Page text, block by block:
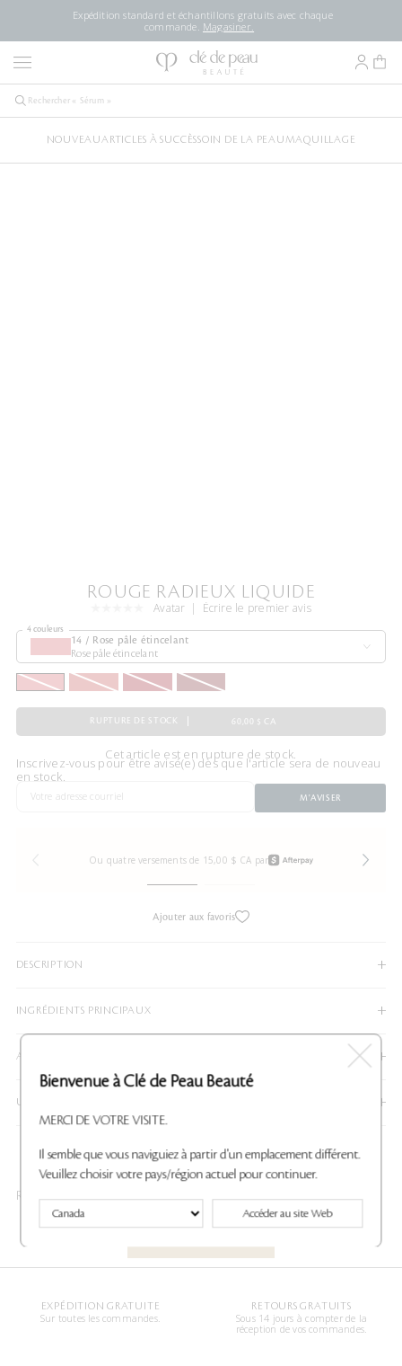
Expédition standard et échantillons gratuits avec chaque
commande. Magasiner.
NOUVEAUARTICLES À SUCCÈSSOIN DE LA PEAUMAQUILLAGE
ROUGE RADIEUX LIQUIDE
Avatar Écrire le premier avis
4 couleurs
14 / Rose pâle étincelant
Rose pâle étincelant
RUPTURE DE STOCK 60,00 $ CA
Cet article est en rupture de stock.
Inscrivez-vous pour être avisé(e) dès que l'article sera de nouveau
en stock.
M'AVISER
Ou quatre versements de 15,00 $ CA par
Ajouter aux favoris
DESCRIPTION
INGRÉDIENTS PRINCIPAUX
AVANTAGES PRINCIPAUX
UTILISATION
ÉVALUATIONS QUESTIONS
Rouge radieux liquide
EXPÉDITION GRATUITE
Sur toutes les commandes.
RETOURS GRATUITS
Sous 14 jours à compter de la
réception de vos commandes.
Bienvenue à Clé de Peau Beauté
MERCI DE VOTRE VISITE.
Il semble que vous naviguiez à partir d'un emplacement différent.
Veuillez choisir votre pays/région actuel pour continuer.
Accéder au site Web